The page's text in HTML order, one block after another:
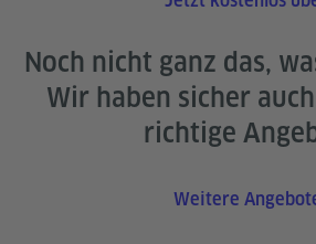
Noch nicht ganz das,
Wir haben sicher
richtige
Weitere